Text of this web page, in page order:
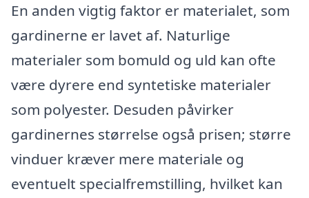
En anden vigtig faktor er materialet, som
gardinerne er lavet af. Naturlige
materialer som bomuld og uld kan ofte
være dyrere end syntetiske materialer
som polyester. Desuden påvirker
gardinernes størrelse også prisen; større
vinduer kræver mere materiale og
eventuelt specialfremstilling, hvilket kan